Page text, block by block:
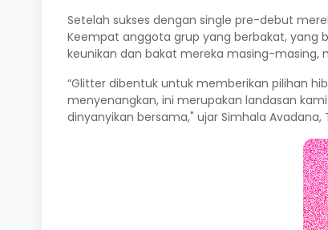
Setelah sukses dengan single pre-debut
Keempat anggota grup yang berbakat, yang
keunikan dan bakat mereka masing-masing,
“Glitter dibentuk untuk memberikan pilihan
menyenangkan, ini merupakan landasan
dinyanyikan bersama," ujar Simhala